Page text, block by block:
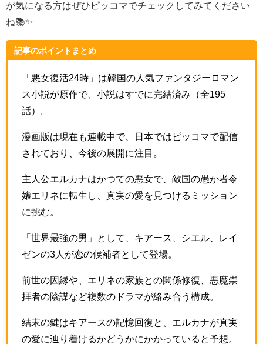
が気になる方はぜひピッコマでチェックしてみてください
ね📚✨
記事のポイントまとめ
「悪女復活24時」は韓国の人気ファンタジーロマン
ス小説が原作で、小説はすでに完結済み（全195
話）。
漫画版は現在も連載中で、日本ではピッコマで配信
されており、今後の展開に注目。
主人公エルカナはかつての悪女で、敵国の愚か者令
嬢エリネに転生し、真実の愛を見つけるミッション
に挑む。
「世界最強の男」として、キアース、シエル、レイ
ゼンの3人が恋の候補者として登場。
前世の因縁や、エリネの家族との関係修復、悪魔崇
拝者の陰謀など複数のドラマが絡み合う構成。
結末の鍵はキアースの記憶回復と、エルカナが真実
の愛に辿り着けるかどうかにかかっていると予想。